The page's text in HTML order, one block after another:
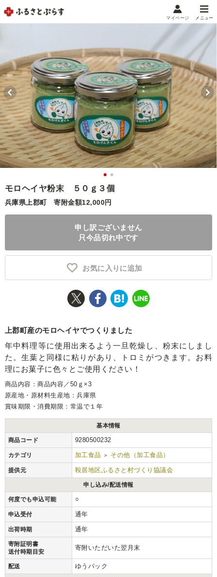
メニュー
お気に入り 閲覧履歴
メニュー
お礼の品から探す
お礼の品をカテゴリや金額で絞り込み
自治体から探す
ランキング
控除額シミュレータ
マイページ
モロヘイヤ粉末 ５０ｇ３個
兵庫県上郡町 寄附金額12,000円
申し訳ございません
只今品切れ中です
お気に入りに追加
上郡町産のモロヘイヤでつくりました
年中料理等に使用出来るよう一旦乾燥し、粉末にしまし
た。生葉と同様に粘りがあり、トロミがつきます。お料
理にお菓子に色々とご使用ください！
商品内容：商品内容／50ｇ×3
原産地・原材料生産地：兵庫県
賞味期限・消費期限：常温で１年
基本情報
商品コード 9280500232
カテゴリ 加工食品 > その他（加工食品）
提供元 鞍居地区ふるさと村づくり協議会
申し込み/配送情報
何度でも申込可能 ○
申込受付 通年
出荷時期 通年
寄附証明書
送付時期目安
寄附いただいた翌月末
配送 ゆうパック